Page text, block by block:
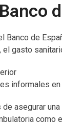
Banco de
gasto
informales
de asegurar